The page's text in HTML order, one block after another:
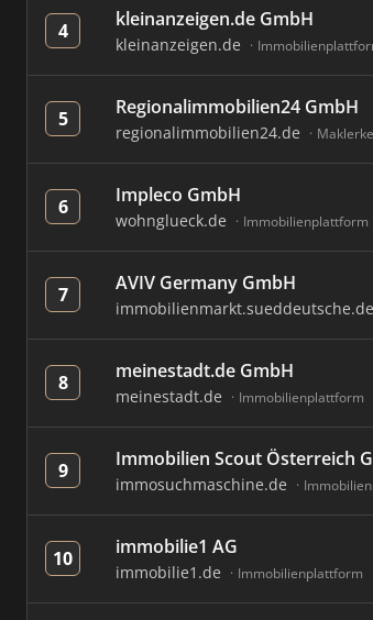
4 kleinanzeigen.de GmbH
kleinanzeigen.de
5 Regionalimmobilien24 GmbH
regionalimmobilien24.de
6 Impleco GmbH
wohnglueck.de Immobilienplattform
7 AVIV Germany GmbH
immobilienmarkt.sueddeutsche.de
8 meinestadt.de GmbH
meinestadt.de Immobilienplattform
9 Immobilien Scout Österreich
immosuchmaschine.de
10 immobilie1 AG
immobilie1.de Immobilienplattform